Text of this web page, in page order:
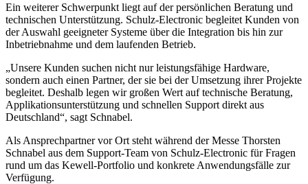
Ein weiterer Schwerpunkt liegt auf der persönlichen Beratung und
technischen Unterstützung. Schulz-Electronic begleitet Kunden von
der Auswahl geeigneter Systeme über die Integration bis hin zur
Inbetriebnahme und dem laufenden Betrieb.
„Unsere Kunden suchen nicht nur leistungsfähige Hardware,
sondern auch einen Partner, der sie bei der Umsetzung ihrer Projekte
begleitet. Deshalb legen wir großen Wert auf technische Beratung,
Applikationsunterstützung und schnellen Support direkt aus
Deutschland“, sagt Schnabel.
Als Ansprechpartner vor Ort steht während der Messe Thorsten
Schnabel aus dem Support-Team von Schulz-Electronic für Fragen
rund um das Kewell-Portfolio und konkrete Anwendungsfälle zur
Verfügung.